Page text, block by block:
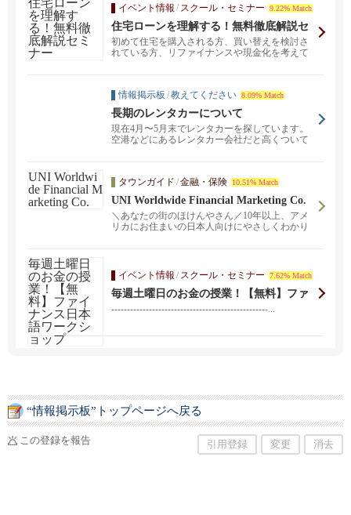
イベント情報 / スクール・セミナー 9.22% Match
住宅ローンを理解する！無料徹底解説セ
ミナー
初めて住宅を購入される方、買い替えを検討さ
れている方、リファイナンスや現金化を考えて
情報掲示板 /教えてください 8.09% Match
長期のレンタカーについて
現在4月〜5月末でレンタカーを探しています。
空港などにあるレンタカー会社だと高くついて
タウンガイド /金融・保険 10.51% Match
UNI Worldwide Financial Marketing Co.
＼あなたの街のほけんやさん／10年以上、アメ
リカにお住まいの日本人向けにやさしくわかり
談ください。【生命保険・健康保険・リタイア
メントプラン・学資保険・メディケアなど】
イベント情報 / スクール・セミナー 7.62% Match
毎週土曜日のお金の授業！【無料】ファ
--------------------------------------------------...
“情報掲示板”トップページへ戻る
この登録を報告 引用登録 変更 消去